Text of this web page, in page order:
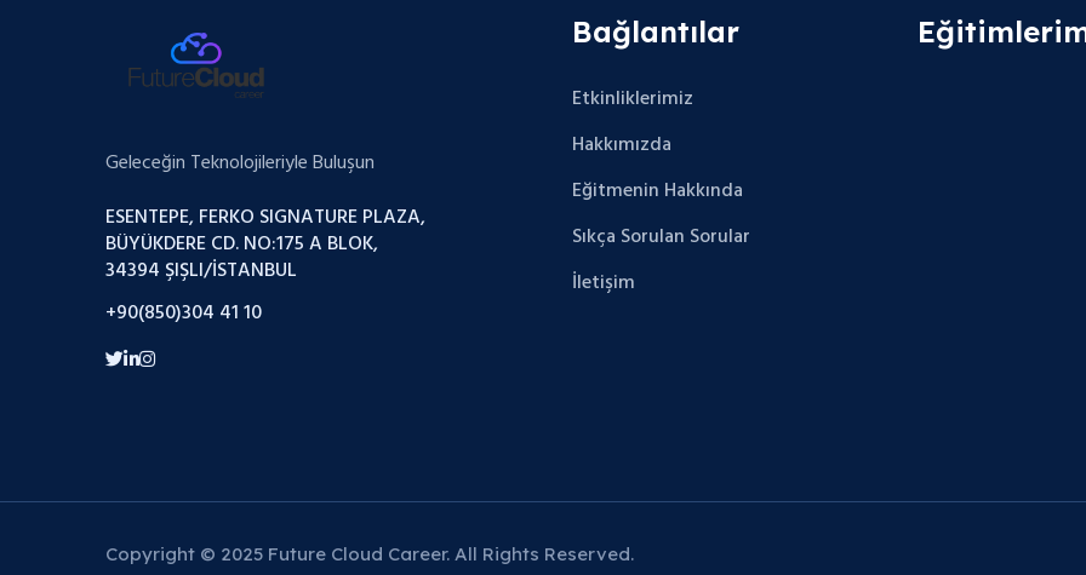
Geleceğin Teknolojileriyle Buluşun
ESENTEPE, FERKO SIGNATURE PLAZA,
BÜYÜKDERE CD. NO:175 A BLOK,
34394 ŞIŞLI/İSTANBUL
+90(850)304 41 10
Bağlantılar
Etkinliklerimiz
Hakkımızda
Eğitmenin Hakkında
Sıkça Sorulan Sorular
İletişim
Copyright © 2025 Future Cloud Career. All Rights Reserved.